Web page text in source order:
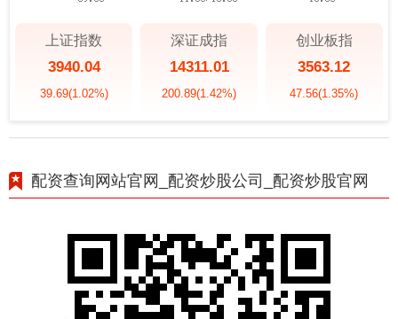
上证指数
3940.04
39.69(1.02%)
深证成指
14311.01
200.89(1.42%)
创业板指
3563.12
47.56(1.35%)
配资查询网站官网_配资炒股公司_配资炒股官网